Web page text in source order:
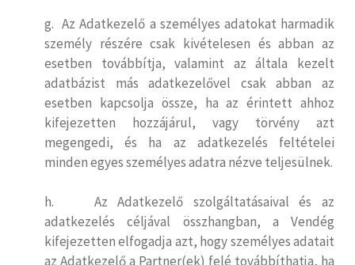
g. Az Adatkezelő a személyes adatokat harmadik
személy részére csak kivételesen és abban az
esetben továbbítja, valamint az általa kezelt
adatbázist más adatkezelővel csak abban az
esetben kapcsolja össze, ha az érintett ahhoz
kifejezetten hozzájárul, vagy törvény azt
megengedi, és ha az adatkezelés feltételei
minden egyes személyes adatra nézve teljesülnek.
h. Az Adatkezelő szolgáltatásaival és az
adatkezelés céljával összhangban, a Vendég
kifejezetten elfogadja azt, hogy személyes adatait
az Adatkezelő a Partner(ek) felé továbbíthatja, ha